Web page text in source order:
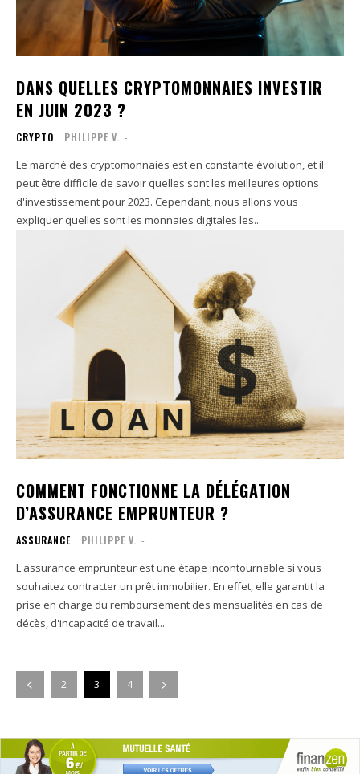
DANS QUELLES CRYPTOMONNAIES INVESTIR
EN JUIN 2023 ?
CRYPTO PHILIPPE V. -
Le marché des cryptomonnaies est en constante évolution, et il
peut être difficile de savoir quelles sont les meilleures options
d'investissement pour 2023. Cependant, nous allons vous
expliquer quelles sont les monnaies digitales les...
COMMENT FONCTIONNE LA DÉLÉGATION
D’ASSURANCE EMPRUNTEUR ?
ASSURANCE PHILIPPE V. -
L'assurance emprunteur est une étape incontournable si vous
souhaitez contracter un prêt immobilier. En effet, elle garantit la
prise en charge du remboursement des mensualités en cas de
décès, d'incapacité de travail...
2 3 4